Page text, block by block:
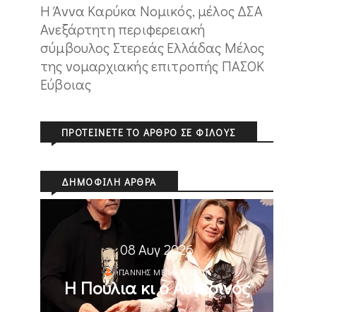
Η Άννα Καρύκα Νομικός, μέλος ΔΣΑ
Ανεξάρτητη περιφερειακή
σύμβουλος Στερεάς Ελλάδας Μέλος
της νομαρχιακής επιτροπής ΠΑΣΟΚ
Εύβοιας
ΠΡΟΤΕΊΝΕΤΕ ΤΟ ΆΡΘΡΟ ΣΕ ΦΊΛΟΥΣ
ΔΗΜΟΦΙΛΉ ΆΡΘΡΑ
08 Αυγ 2026
ΓΙΆΝΝΗΣ ΜΕΪΜΆΡΟΓΛΟΥ
Η Πούλια κι ο Αυγερινός